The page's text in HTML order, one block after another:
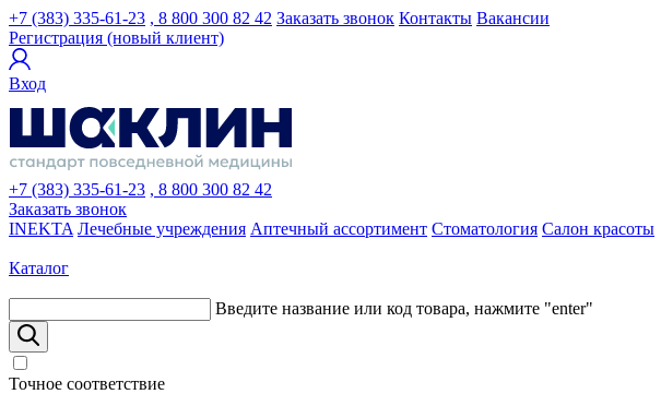
+7 (383) 335-61-23 , 8 800 300 82 42 Заказать звонок Контакты Вакансии
Регистрация (новый клиент)
Вход
+7 (383) 335-61-23 , 8 800 300 82 42
Заказать звонок
INEKTA Лечебные учреждения Аптечный ассортимент Стоматология Салон красоты
Каталог
Введите название или код товара, нажмите "enter"
Точное соответствие